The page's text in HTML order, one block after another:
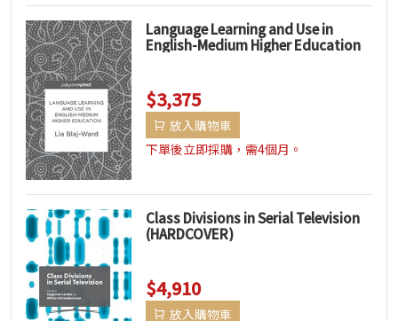
Language Learning and Use in
English-Medium Higher Education
$3,375
放入購物車
下單後立即採購，需4個月。
Class Divisions in Serial Television
(HARDCOVER)
$4,910
放入購物車